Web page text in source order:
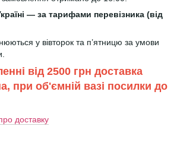
— за тарифами перевізника (від
у вівторок та п’ятницю за умови
від 2500 грн доставка
при об'ємній вазі посилки до
доставку